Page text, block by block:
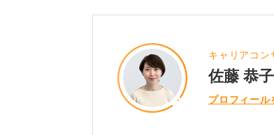
キャリアコン
佐藤 恭子
プロフィール